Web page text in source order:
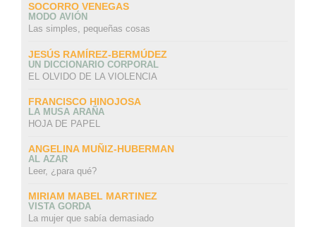
SOCORRO VENEGAS
MODO AVIÓN
Las simples, pequeñas cosas
JESÚS RAMÍREZ-BERMÚDEZ
UN DICCIONARIO CORPORAL
EL OLVIDO DE LA VIOLENCIA
FRANCISCO HINOJOSA
LA MUSA ARAÑA
HOJA DE PAPEL
ANGELINA MUÑIZ-HUBERMAN
AL AZAR
Leer, ¿para qué?
MIRIAM MABEL MARTINEZ
VISTA GORDA
La mujer que sabía demasiado